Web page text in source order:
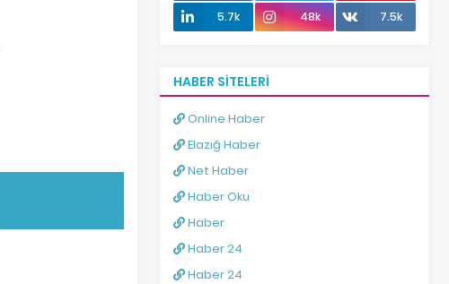
12.0k
5.7k 48k 7.5k
HABER SITELERI
Online Haber
Elazığ Haber
Net Haber
Haber Oku
Haber
Haber 24
Haber 24